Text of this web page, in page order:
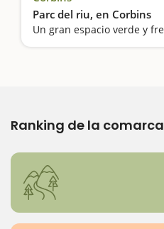
Parc del riu, en Corbins
Ranking de la comarca